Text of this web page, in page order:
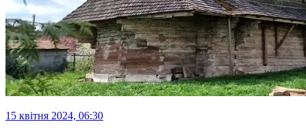
15 квітня 2024, 06:30